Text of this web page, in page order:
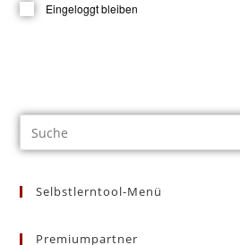
Eingeloggt bleiben
Selbstlerntool-Menü
Premiumpartner